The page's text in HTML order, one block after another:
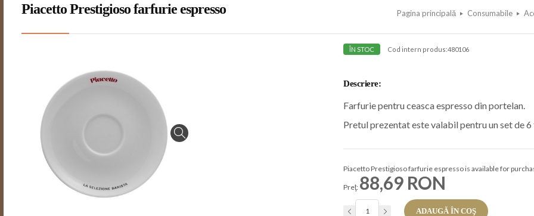
Piacetto Prestigioso farfurie espresso Pagina principală Consumabile
ÎN STOC Cod intern produs:480106
Descriere:
Farfurie pentru ceasca espresso din portelan.
Pretul prezentat este valabil pentru un set de
Piacetto Prestigioso farfurie espresso is available for
Preţ: 88,69 RON
ADAUGĂ ÎN COŞ